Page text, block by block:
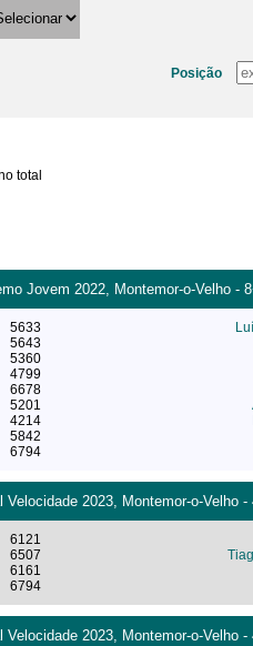
Posição
total
Jovem 2022, Montemor-o-Velho -
5633
5643
5360
4799
6678
5201
4214
5842
6794
Velocidade 2023, Montemor-o-Velho
6121
6507
6161
6794
Velocidade 2023, Montemor-o-Velho